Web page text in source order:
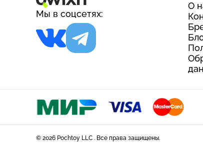
Мы в соцсетях:
О
© 2026 Pochtoy LLC . Все права защищены.